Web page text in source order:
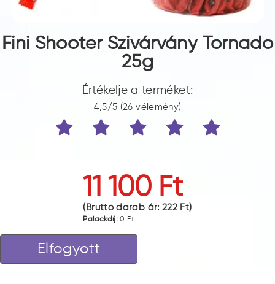
Fini Shooter Szivárvány Tornado
25g
Értékelje a terméket:
4,5/5 (26 vélemény)
11 100 Ft
(Bruttó darab ár: 222 Ft)
Palackdíj:0 Ft
Elfogyott